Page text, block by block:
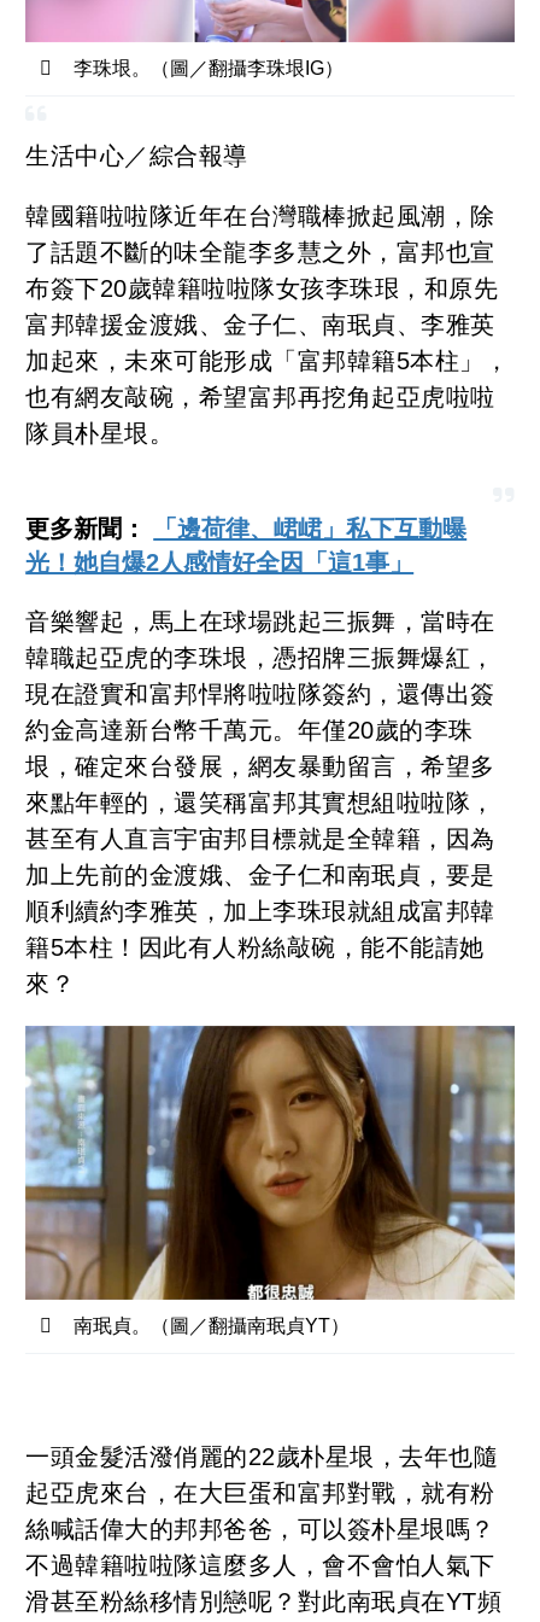
李珠垠。（圖／翻攝李珠垠IG）
生活中心／綜合報導
韓國籍啦啦隊近年在台灣職棒掀起風潮，除
了話題不斷的味全龍李多慧之外，富邦也宣
布簽下20歲韓籍啦啦隊女孩李珠珢，和原先
富邦韓援金渡娥、金子仁、南珉貞、李雅英
加起來，未來可能形成「富邦韓籍5本柱」，
也有網友敲碗，希望富邦再挖角起亞虎啦啦
隊員朴星垠。
更多新聞：
「邊荷律、峮峮」私下互動曝
光！她自爆2人感情好全因「這1事」
音樂響起，馬上在球場跳起三振舞，當時在
韓職起亞虎的李珠垠，憑招牌三振舞爆紅，
現在證實和富邦悍將啦啦隊簽約，還傳出簽
約金高達新台幣千萬元。年僅20歲的李珠
垠，確定來台發展，網友暴動留言，希望多
來點年輕的，還笑稱富邦其實想組啦啦隊，
甚至有人直言宇宙邦目標就是全韓籍，因為
加上先前的金渡娥、金子仁和南珉貞，要是
順利續約李雅英，加上李珠珢就組成富邦韓
籍5本柱！因此有人粉絲敲碗，能不能請她
來？
南珉貞。（圖／翻攝南珉貞YT）
一頭金髮活潑俏麗的22歲朴星垠，去年也隨
起亞虎來台，在大巨蛋和富邦對戰，就有粉
絲喊話偉大的邦邦爸爸，可以簽朴星垠嗎？
不過韓籍啦啦隊這麼多人，會不會怕人氣下
滑甚至粉絲移情別戀呢？對此南珉貞在YT頻